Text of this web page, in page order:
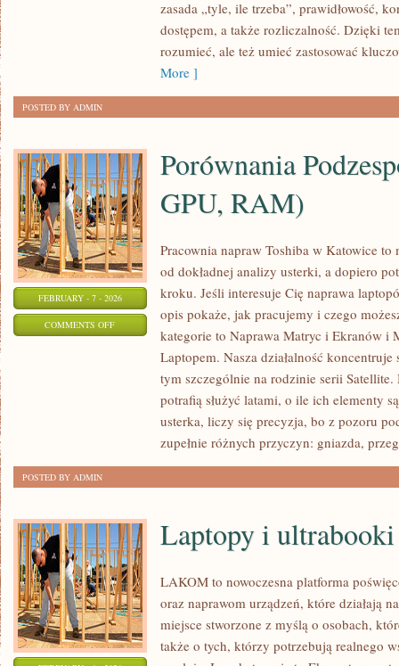
zasada „tyle, ile trzeba”, prawidłowość,
dostępem, a także rozliczalność. Dzięki
rozumieć, ale też umieć zastosować
More ]
POSTED BY ADMIN
FEBRUARY - 7 - 2026
COMMENTS OFFON
PODZESPOŁÓW
Porównania
GPU, RAM)
Pracownia napraw Toshiba w Katowice
od dokładnej analizy usterki, a dopiero
kroku. Jeśli interesuje Cię naprawa
opis pokaże, jak pracujemy i czego
kategorie to Naprawa Matryc i Ekranów i
Laptopem. Nasza działalność
tym szczególnie na rodzinie serii
potrafią służyć latami, o ile ich elementy
usterka, liczy się precyzja, bo z pozoru
zupełnie różnych przyczyn: gniazda,
POSTED BY ADMIN
Laptopy i ultrabooki
LAKOM to nowoczesna platforma
oraz naprawom urządzeń, które działają
miejsce stworzone z myślą o osobach,
także o tych, którzy potrzebują realnego